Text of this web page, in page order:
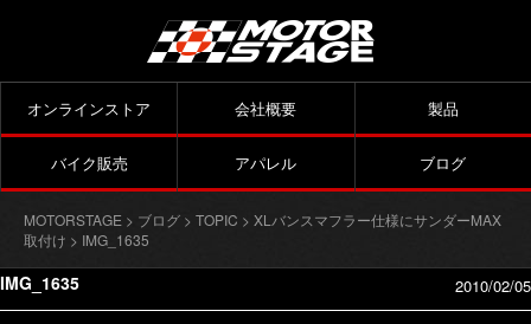
オンラインストア 会社概要 製品
バイク販売 アパレル ブログ
MOTORSTAGE > ブログ > TOPIC > XLバンスマフラー仕様にサンダーMAX
取付け > IMG_1635
IMG_1635 2010/02/05